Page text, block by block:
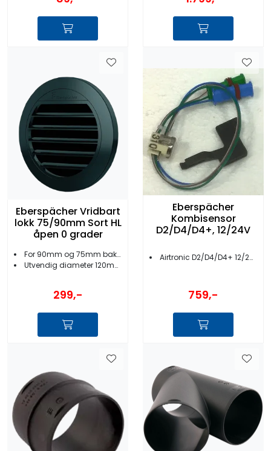
Eberspächer Vridbart
lokk 75/90mm Sort HL
åpen 0 grader
For 90mm og 75mm bakstykker
Utvendig diameter 120mm
299,-
Eberspächer
Kombisensor
D2/D4/D4+, 12/24V
Airtronic D2/D4/D4+ 12/24V
759,-